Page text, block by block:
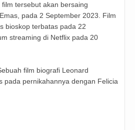
tersebut akan bersaing
pada 2 September 2023. Film
bioskop terbatas pada 22
streaming di Netflix pada 20
film biografi Leonard
pada pernikahannya dengan Felicia